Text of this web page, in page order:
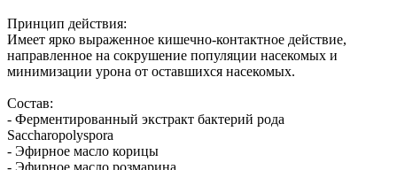
Принцип действия:
Имеет ярко выраженное кишечно-контактное действие,
направленное на сокрушение популяции насекомых и
минимизации урона от оставшихся насекомых.
Состав:
- Ферментированный экстракт бактерий рода
Saccharopolyspora
- Эфирное масло корицы
- Эфирное масло розмарина